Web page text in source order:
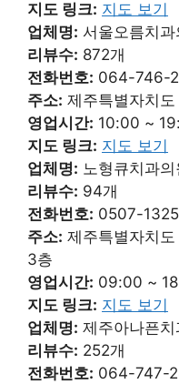
지도 링크: 지도 보기
업체명: 서울오름치과
리뷰수: 872개
전화번호: 064-746-
주소: 제주특별자치
영업시간: 10:00 ~
지도 링크: 지도 보기
업체명: 노형큐치과의
리뷰수: 94개
전화번호: 0507-
주소: 제주특별자치
3층
영업시간: 09:00 ~
지도 링크: 지도 보기
업체명: 제주아나픈치
리뷰수: 252개
전화번호: 064-747-